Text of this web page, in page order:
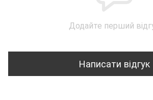
Додайте перший
Написати відгук